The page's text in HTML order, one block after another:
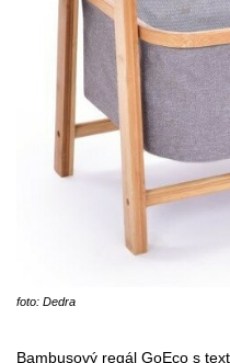
foto: Dedra
Bambusový regál GoEco s